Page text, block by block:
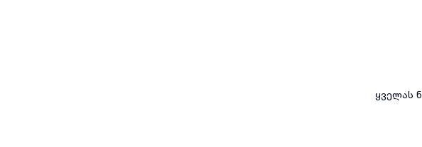
ყველას